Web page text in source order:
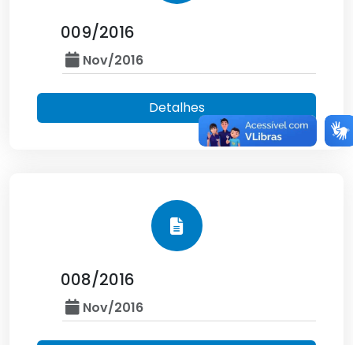
009/2016
Nov/2016
Detalhes
008/2016
Nov/2016